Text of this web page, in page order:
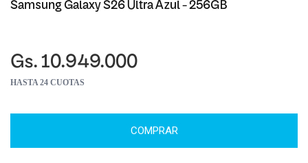
Samsung Galaxy S26 Ultra Azul - 256GB
Gs. 10.949.000
HASTA 24 CUOTAS
COMPRAR